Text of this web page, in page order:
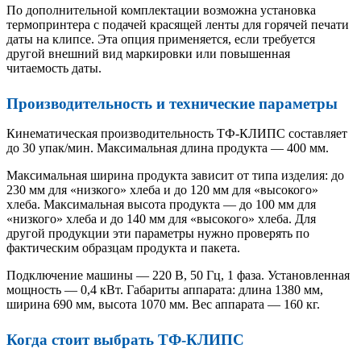
По дополнительной комплектации возможна установка
термопринтера с подачей красящей ленты для горячей печати
даты на клипсе. Эта опция применяется, если требуется
другой внешний вид маркировки или повышенная
читаемость даты.
Производительность и технические параметры
Кинематическая производительность ТФ-КЛИПС составляет
до 30 упак/мин. Максимальная длина продукта — 400 мм.
Максимальная ширина продукта зависит от типа изделия: до
230 мм для «низкого» хлеба и до 120 мм для «высокого»
хлеба. Максимальная высота продукта — до 100 мм для
«низкого» хлеба и до 140 мм для «высокого» хлеба. Для
другой продукции эти параметры нужно проверять по
фактическим образцам продукта и пакета.
Подключение машины — 220 В, 50 Гц, 1 фаза. Установленная
мощность — 0,4 кВт. Габариты аппарата: длина 1380 мм,
ширина 690 мм, высота 1070 мм. Вес аппарата — 160 кг.
Когда стоит выбрать ТФ-КЛИПС